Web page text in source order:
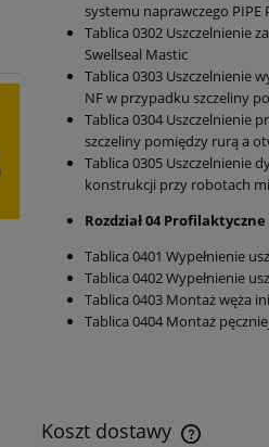
systemu naprawczego PIPE
Tablica 0302 Uszczelnienie
Swellseal Mastic
Tablica 0303 Uszczelnienie
NF w przypadku szczeliny
Tablica 0304 Uszczelnienie
szczeliny pomiędzy rurą a
Tablica 0305 Uszczelnienie
konstrukcji przy robotach
Rozdział 04
Tablica 0401 Wypełnienie
Tablica 0402 Wypełnienie
Tablica 0403 Montaż węża
Tablica 0404 Montaż
Koszt dostawy